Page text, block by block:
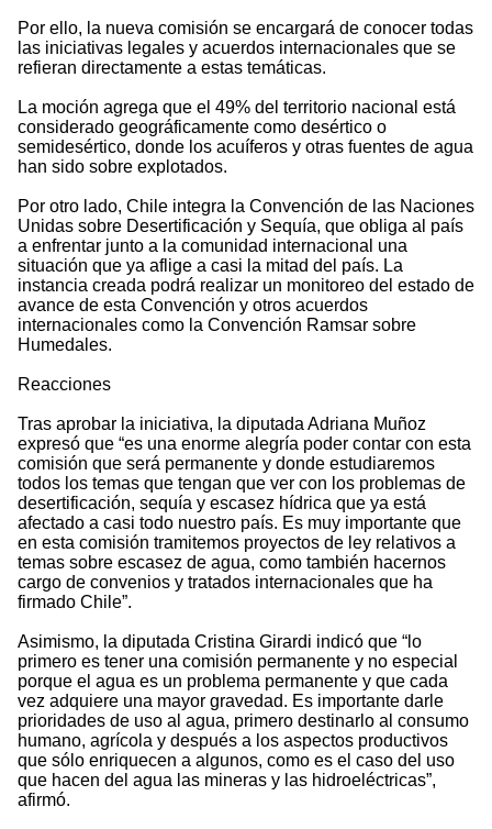
Por ello, la nueva comisión se encargará de conocer todas
las iniciativas legales y acuerdos internacionales que se
refieran directamente a estas temáticas.
La moción agrega que el 49% del territorio nacional está
considerado geográficamente como desértico o
semidesértico, donde los acuíferos y otras fuentes de agua
han sido sobre explotados.
Por otro lado, Chile integra la Convención de las Naciones
Unidas sobre Desertificación y Sequía, que obliga al país
a enfrentar junto a la comunidad internacional una
situación que ya aflige a casi la mitad del país. La
instancia creada podrá realizar un monitoreo del estado de
avance de esta Convención y otros acuerdos
internacionales como la Convención Ramsar sobre
Humedales.
Reacciones
Tras aprobar la iniciativa, la diputada Adriana Muñoz
expresó que “es una enorme alegría poder contar con esta
comisión que será permanente y donde estudiaremos
todos los temas que tengan que ver con los problemas de
desertificación, sequía y escasez hídrica que ya está
afectado a casi todo nuestro país. Es muy importante que
en esta comisión tramitemos proyectos de ley relativos a
temas sobre escasez de agua, como también hacernos
cargo de convenios y tratados internacionales que ha
firmado Chile”.
Asimismo, la diputada Cristina Girardi indicó que “lo
primero es tener una comisión permanente y no especial
porque el agua es un problema permanente y que cada
vez adquiere una mayor gravedad. Es importante darle
prioridades de uso al agua, primero destinarlo al consumo
humano, agrícola y después a los aspectos productivos
que sólo enriquecen a algunos, como es el caso del uso
que hacen del agua las mineras y las hidroeléctricas”,
afirmó.